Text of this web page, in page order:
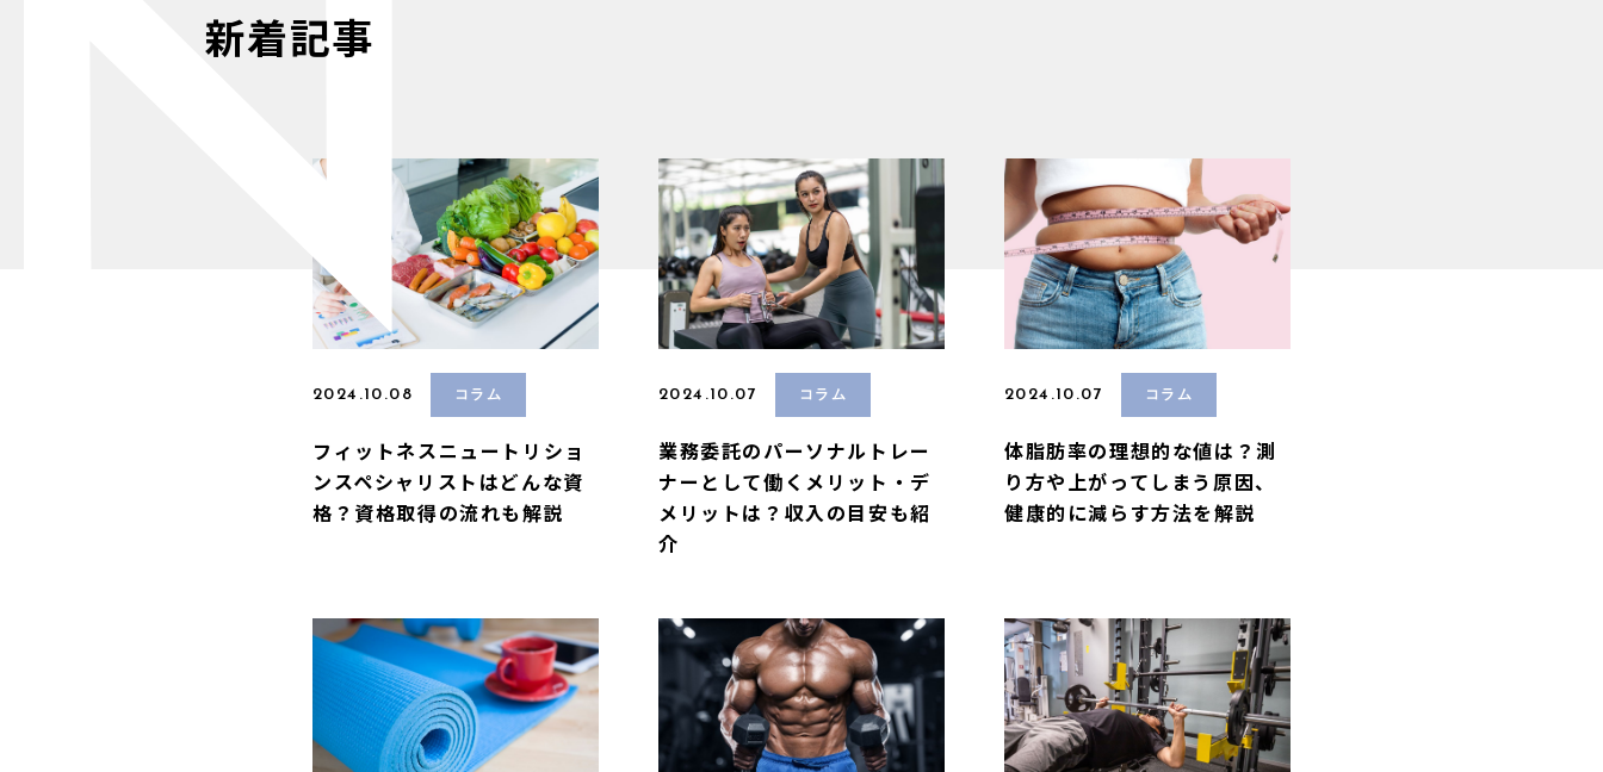
新着記事
2024.10.08 コラム
フィットネスニュートリショ
ンスペシャリストはどんな資
格？資格取得の流れも解説
2024.10.07 コラム
業務委託のパーソナルトレー
ナーとして働くメリット・デ
メリットは？収入の目安も紹
介
2024.10.07 コラム
体脂肪率の理想的な値は？測
り方や上がってしまう原因、
健康的に減らす方法を解説